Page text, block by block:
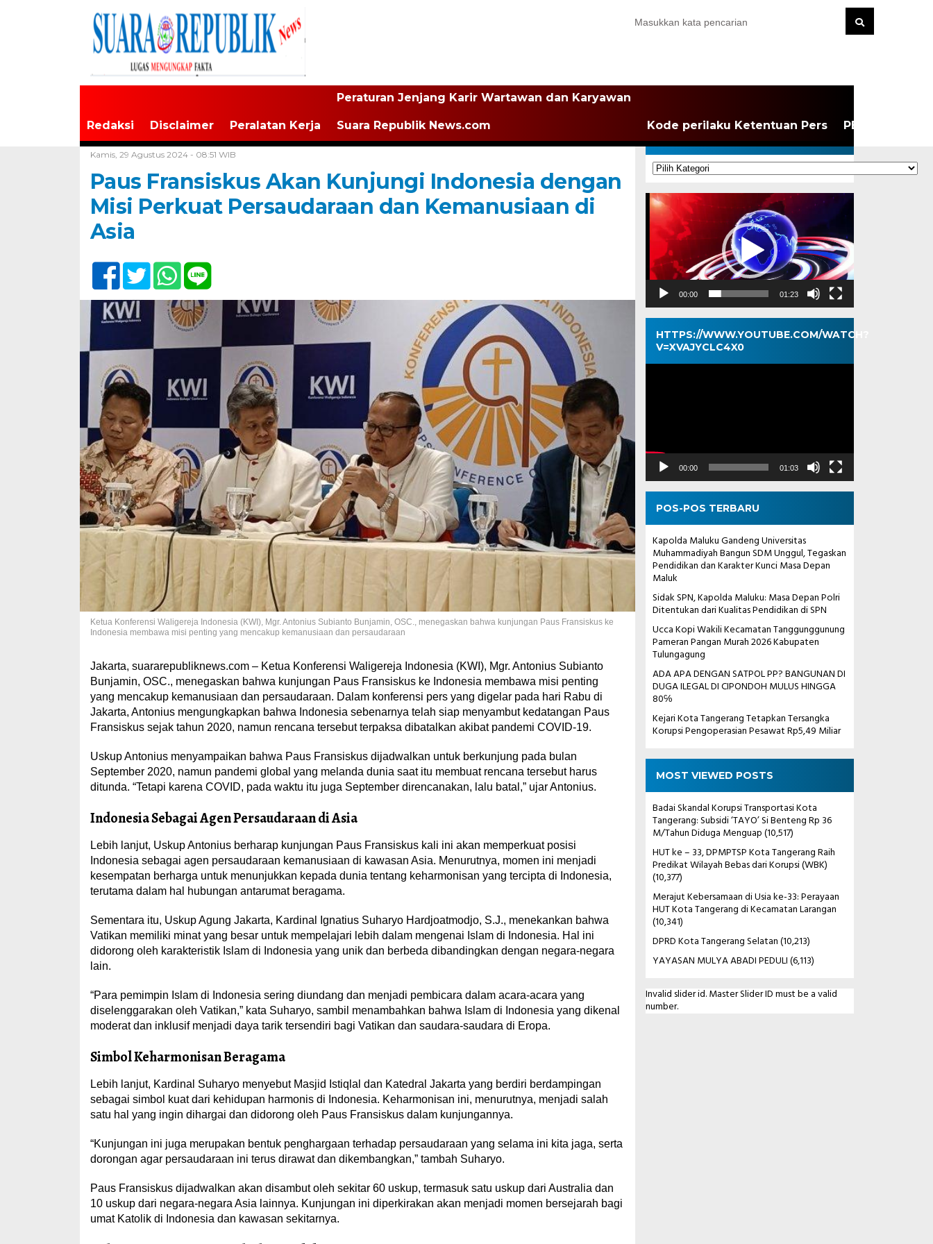
Redaksi Disclaimer Peralatan Kerja
Peraturan Jenjang Karir Wartawan dan Karyawan
Suara Republik News.com Kode perilaku Ketentuan Pers PEDOMAN
Kamis, 29 Agustus 2024 - 08:51 WIB
Paus Fransiskus Akan Kunjungi Indonesia dengan
Misi Perkuat Persaudaraan dan Kemanusiaan di
Asia
Ketua Konferensi Waligereja Indonesia (KWI), Mgr. Antonius Subianto Bunjamin, OSC., menegaskan bahwa kunjungan Paus Fransiskus ke
Indonesia membawa misi penting yang mencakup kemanusiaan dan persaudaraan
Jakarta, suararepubliknews.com – Ketua Konferensi Waligereja Indonesia (KWI), Mgr. Antonius Subianto
Bunjamin, OSC., menegaskan bahwa kunjungan Paus Fransiskus ke Indonesia membawa misi penting
yang mencakup kemanusiaan dan persaudaraan. Dalam konferensi pers yang digelar pada hari Rabu di
Jakarta, Antonius mengungkapkan bahwa Indonesia sebenarnya telah siap menyambut kedatangan Paus
Fransiskus sejak tahun 2020, namun rencana tersebut terpaksa dibatalkan akibat pandemi COVID-19.
Uskup Antonius menyampaikan bahwa Paus Fransiskus dijadwalkan untuk berkunjung pada bulan
September 2020, namun pandemi global yang melanda dunia saat itu membuat rencana tersebut harus
ditunda. “Tetapi karena COVID, pada waktu itu juga September direncanakan, lalu batal,” ujar Antonius.
Indonesia Sebagai Agen Persaudaraan di Asia
Lebih lanjut, Uskup Antonius berharap kunjungan Paus Fransiskus kali ini akan memperkuat posisi
Indonesia sebagai agen persaudaraan kemanusiaan di kawasan Asia. Menurutnya, momen ini menjadi
kesempatan berharga untuk menunjukkan kepada dunia tentang keharmonisan yang tercipta di Indonesia,
terutama dalam hal hubungan antarumat beragama.
Sementara itu, Uskup Agung Jakarta, Kardinal Ignatius Suharyo Hardjoatmodjo, S.J., menekankan bahwa
Vatikan memiliki minat yang besar untuk mempelajari lebih dalam mengenai Islam di Indonesia. Hal ini
didorong oleh karakteristik Islam di Indonesia yang unik dan berbeda dibandingkan dengan negara-negara
lain.
“Para pemimpin Islam di Indonesia sering diundang dan menjadi pembicara dalam acara-acara yang
diselenggarakan oleh Vatikan,” kata Suharyo, sambil menambahkan bahwa Islam di Indonesia yang dikenal
moderat dan inklusif menjadi daya tarik tersendiri bagi Vatikan dan saudara-saudara di Eropa.
Simbol Keharmonisan Beragama
Lebih lanjut, Kardinal Suharyo menyebut Masjid Istiqlal dan Katedral Jakarta yang berdiri berdampingan
sebagai simbol kuat dari kehidupan harmonis di Indonesia. Keharmonisan ini, menurutnya, menjadi salah
satu hal yang ingin dihargai dan didorong oleh Paus Fransiskus dalam kunjungannya.
“Kunjungan ini juga merupakan bentuk penghargaan terhadap persaudaraan yang selama ini kita jaga, serta
dorongan agar persaudaraan ini terus dirawat dan dikembangkan,” tambah Suharyo.
Paus Fransiskus dijadwalkan akan disambut oleh sekitar 60 uskup, termasuk satu uskup dari Australia dan
10 uskup dari negara-negara Asia lainnya. Kunjungan ini diperkirakan akan menjadi momen bersejarah bagi
umat Katolik di Indonesia dan kawasan sekitarnya.
KATEGORI
Kategori
Pemutar
Video
00:00 01:23
HTTPS://WWW.YOUTUBE.COM/WATCH?
V=XVAJYCLC4X0
Pemutar
00:00 01:03
POS-POS TERBARU
Kapolda Maluku Gandeng Universitas
Muhammadiyah Bangun SDM Unggul, Tegaskan
Pendidikan dan Karakter Kunci Masa Depan
Maluk
Sidak SPN, Kapolda Maluku: Masa Depan Polri
Ditentukan dari Kualitas Pendidikan di SPN
Ucca Kopi Wakili Kecamatan Tanggunggunung
Pameran Pangan Murah 2026 Kabupaten
Tulungagung
ADA APA DENGAN SATPOL PP? BANGUNAN DI
DUGA ILEGAL DI CIPONDOH MULUS HINGGA
80℅
Kejari Kota Tangerang Tetapkan Tersangka
Korupsi Pengoperasian Pesawat Rp5,49 Miliar
MOST VIEWED POSTS
Badai Skandal Korupsi Transportasi Kota
Tangerang: Subsidi ‘TAYO’ Si Benteng Rp 36
M/Tahun Diduga Menguap(10,517)
HUT ke – 33, DPMPTSP Kota Tangerang Raih
Predikat Wilayah Bebas dari Korupsi (WBK)
(10,377)
Merajut Kebersamaan di Usia ke-33: Perayaan
HUT Kota Tangerang di Kecamatan Larangan
(10,341)
DPRD Kota Tangerang Selatan(10,213)
YAYASAN MULYA ABADI PEDULI(6,113)
Invalid slider id. Master Slider ID must be a valid
number.